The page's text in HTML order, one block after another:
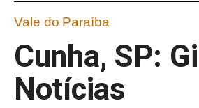
Vale do Paraíba
Cunha, SP:
Notícias